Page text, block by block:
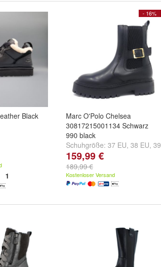
Black
1
- 16%
Marc O'Polo Chelsea
30817215001134 Schwarz
990 black
Schuhgröße: 37 EU, 38 EU, 39
EUundweitere ...
159,99 €
189,99 €
Kostenloser Versand